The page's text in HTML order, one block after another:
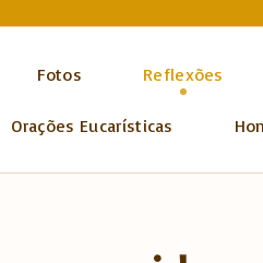
Fotos Reflexões
Orações Eucarísticas